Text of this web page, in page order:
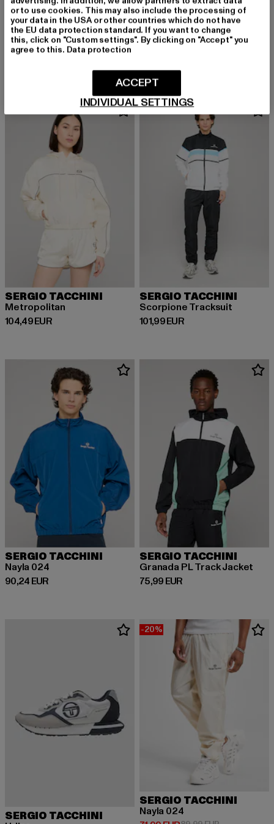
SERGIO TACCHINI
Arcata
SERGIO TACCHINI
Carson 024
SERGIO TACCHINI
Metropolitan
104,49 EUR
Derzeitiger Preis: 104,49 EUR
SERGIO TACCHINI
Scorpione Tracksuit
101,99 EUR
Derzeitiger Preis: 101,99 EUR
SERGIO TACCHINI
Nayla 024
90,24 EUR
Derzeitiger Preis: 90,24 EUR
SERGIO TACCHINI
Granada PL Track Jacket
75,99 EUR
Derzeitiger Preis: 75,99 EUR
SERGIO TACCHINI
-20%
SERGIO TACCHINI
Nayla 024
or to use cookies. This may also include the processing of
your data in the USA or other countries which do not have
the EU data protection standard. If you want to change
this, click on "Custom settings". By clicking on "Accept" you
agree to this. Data protection
INDIVIDUAL SETTINGS
ACCEPT